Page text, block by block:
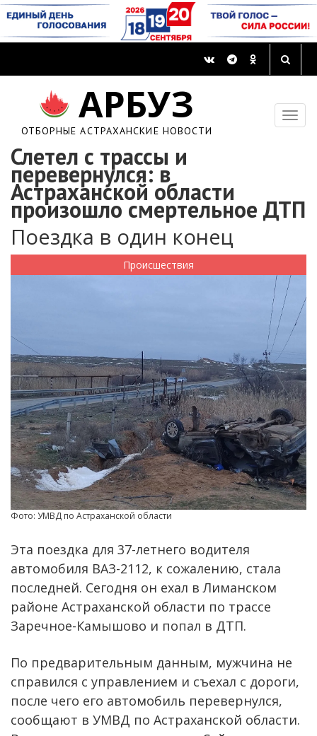
АРБУЗ
ОТБОРНЫЕ АСТРАХАНСКИЕ НОВОСТИ
Слетел с трассы и
перевернулся: в
Астраханской области
произошло смертельное ДТП
Поездка в один конец
Происшествия
Фото: УМВД по Астраханской области
Эта поездка для 37-летнего водителя
автомобиля ВАЗ-2112, к сожалению, стала
последней. Сегодня он ехал в Лиманском
районе Астраханской области по трассе
Заречное-Камышово и попал в ДТП.
По предварительным данным, мужчина не
справился с управлением и съехал с дороги,
после чего его автомобиль перевернулся,
сообщают в УМВД по Астраханской области.